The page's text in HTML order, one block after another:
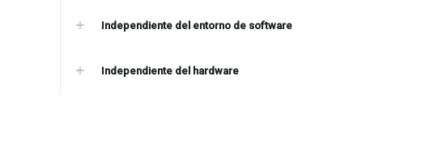
Independiente del entorno de software
Independiente del hardware